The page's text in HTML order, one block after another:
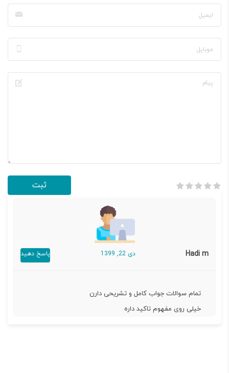
Hadi m دی 22, 1399 پاسخ دهید
تمام سوالات جواب کامل و تشریحی دارن
خیلی روی مفهوم تاکید داره